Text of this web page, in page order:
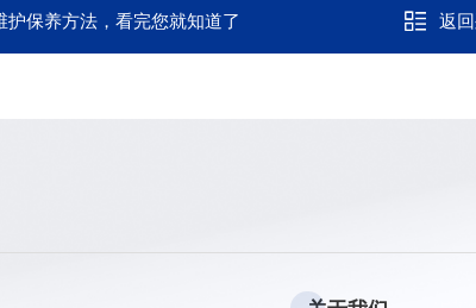
护保养方法，看完您就知道了 返